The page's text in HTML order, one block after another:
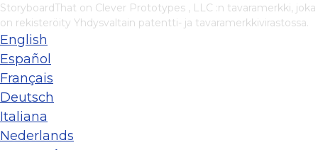
StoryboardThat on Clever Prototypes , LLC :n tavaramerkki, joka
on rekisteröity Yhdysvaltain patentti- ja tavaramerkkivirastossa.
English
Español
Français
Deutsch
Italiana
Nederlands